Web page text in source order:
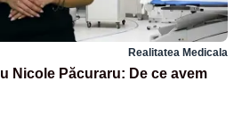
Realitatea Medicala
Nicole Păcuraru: De ce avem